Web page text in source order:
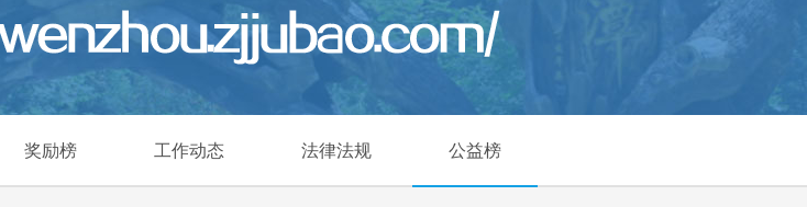
奖励榜 工作动态 法律法规 公益榜